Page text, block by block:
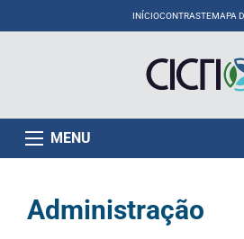
INÍCIOCONTRASTEMAPA
MENU
Administração